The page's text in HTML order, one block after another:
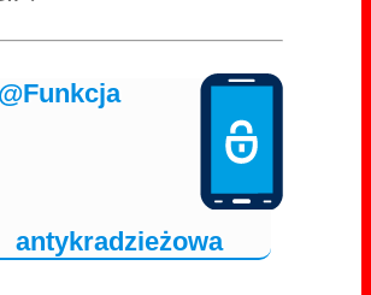
@Funkcja
antykradzieżowa